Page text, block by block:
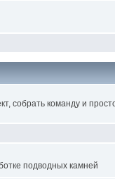
собрать команду и
подводных камней